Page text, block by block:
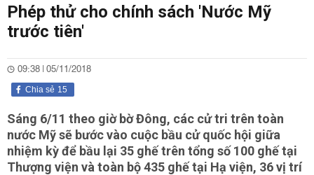
Phép thử cho chính sách 'Nước Mỹ
trước tiên'
09:38 | 05/11/2018
15
Chia sẻ
Sáng 6/11 theo giờ bờ Đông, các cử tri trên toàn
nước Mỹ sẽ bước vào cuộc bầu cử quốc hội giữa
nhiệm kỳ để bầu lại 35 ghế trên tổng số 100 ghế tại
Thượng viện và toàn bộ 435 ghế tại Hạ viện, 36 vị trí